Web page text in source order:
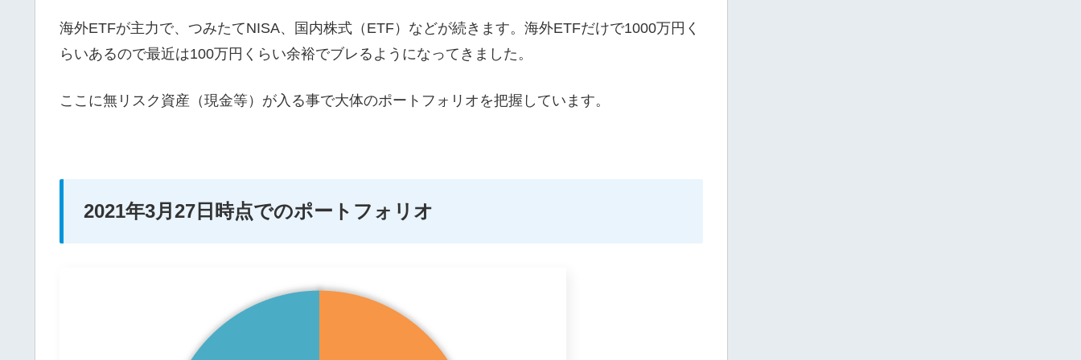
海外ETFが主力で、つみたてNISA、国内株式（ETF）などが続きます。海外ETFだけで1000万円く
らいあるので最近は100万円くらい余裕でブレるようになってきました。
ここに無リスク資産（現金等）が入る事で大体のポートフォリオを把握しています。
2021年3月27日時点でのポートフォリオ